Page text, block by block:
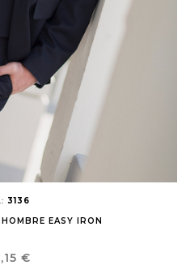
3136
EASY IRON
€